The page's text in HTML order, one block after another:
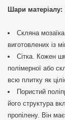
Шари матеріалу:
Скляна
виготовлених із
Сітка. Кожен
полімерної або
всю плитку як
Пористий
його структура
пропілену. Він